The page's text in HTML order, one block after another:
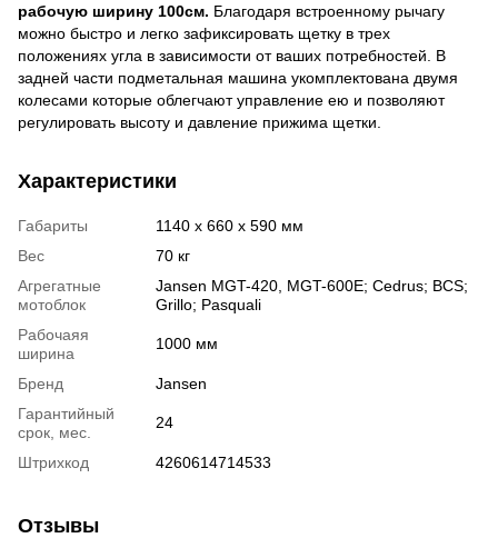
рабочую ширину 100см. Благодаря встроенному рычагу
можно быстро и легко зафиксировать щетку в трех
положениях угла в зависимости от ваших потребностей. В
задней части подметальная машина укомплектована двумя
колесами которые облегчают управление ею и позволяют
регулировать высоту и давление прижима щетки.
Характеристики
Габариты
1140 x 660 x 590 мм
Вес
70 кг
Агрегатные
мотоблок
Jansen MGT-420, MGT-600E; Cedrus; BCS;
Grillo; Pasquali
Рабочаяя
ширина
1000 мм
Бренд
Jansen
Гарантийный
срок, мес.
24
Штрихкод 4260614714533
Отзывы